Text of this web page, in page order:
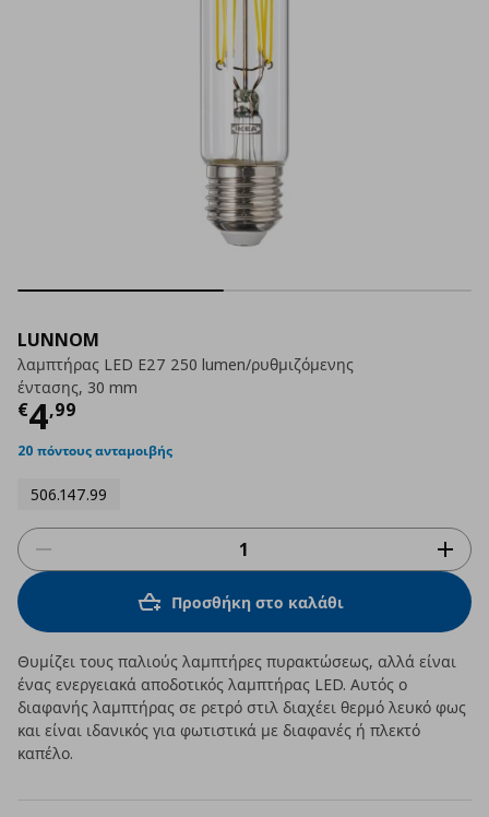
LUNNOM
λαμπτήρας LED E27 250 lumen/ρυθμιζόμενης
έντασης, 30 mm
€4,99
Τρέχουσα τιμή
20 πόντους ανταμοιβής
506.147.99
Προσθήκη στο καλάθι
Θυμίζει τους παλιούς λαμπτήρες πυρακτώσεως, αλλά είναι
ένας ενεργειακά αποδοτικός λαμπτήρας LED. Αυτός ο
διαφανής λαμπτήρας σε ρετρό στιλ διαχέει θερμό λευκό φως
και είναι ιδανικός για φωτιστικά με διαφανές ή πλεκτό
καπέλο.